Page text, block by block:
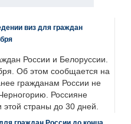
виз для граждан
России и Белоруссии.
Об этом сообщается на
гражданам России не
Россияне
этой страны до 30 дней.